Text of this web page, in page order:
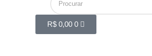
R$ 0,00 0